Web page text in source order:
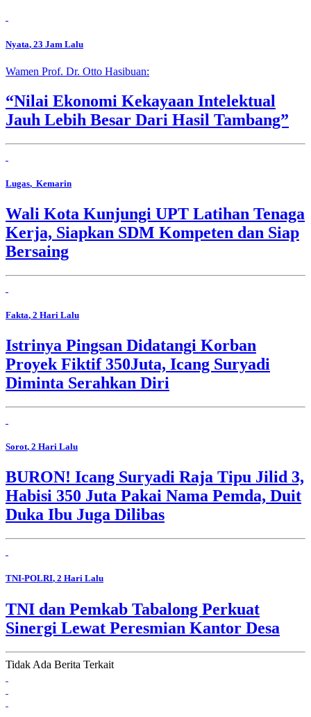
Nyata, 23 Jam Lalu
Wamen Prof. Dr. Otto Hasibuan:
“Nilai Ekonomi Kekayaan Intelektual
Jauh Lebih Besar Dari Hasil Tambang”
Lugas, Kemarin
Wali Kota Kunjungi UPT Latihan Tenaga
Kerja, Siapkan SDM Kompeten dan Siap
Bersaing
Fakta, 2 Hari Lalu
Istrinya Pingsan Didatangi Korban
Proyek Fiktif 350Juta, Icang Suryadi
Diminta Serahkan Diri
Sorot, 2 Hari Lalu
BURON! Icang Suryadi Raja Tipu Jilid 3,
Habisi 350 Juta Pakai Nama Pemda, Duit
Duka Ibu Juga Dilibas
TNI-POLRI, 2 Hari Lalu
TNI dan Pemkab Tabalong Perkuat
Sinergi Lewat Peresmian Kantor Desa
Tidak Ada Berita Terkait